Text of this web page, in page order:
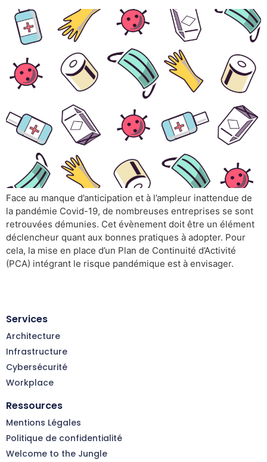
Face au manque d’anticipation et à l’ampleur inattendue de
la pandémie Covid-19, de nombreuses entreprises se sont
retrouvées démunies. Cet évènement doit être un élément
déclencheur quant aux bonnes pratiques à adopter. Pour
cela, la mise en place d’un Plan de Continuité d’Activité
(PCA) intégrant le risque pandémique est à envisager.
Services
Architecture
Infrastructure
Cybersécurité
Workplace
Ressources
Mentions Légales
Politique de confidentialité
Welcome to the Jungle